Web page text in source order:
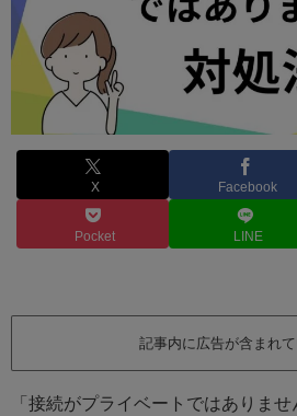
X Facebook
Pocket LINE
記事内に広告が含まれて
「接続がプライベートではありま